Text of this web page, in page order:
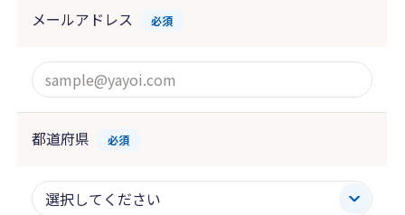
メールアドレス 必須
都道府県 必須